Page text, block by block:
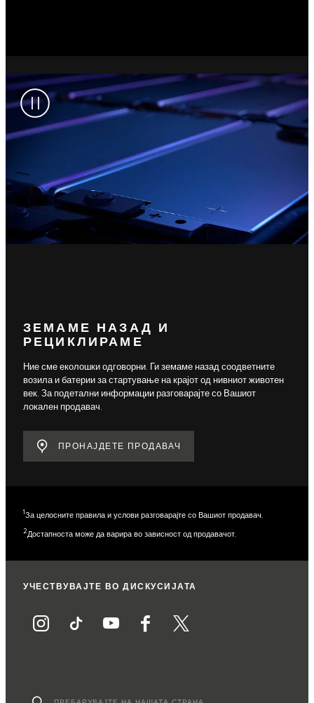
ЗЕМАМЕ НАЗАД И
РЕЦИКЛИРАМЕ
Ние сме еколошки одговорни. Ги земаме назад соодветните
возила и батерии за стартување на крајот од нивниот животен
век. За подетални информации разговарајте со Вашиот
локален продавач.
ПРОНАЈДЕТЕ ПРОДАВАЧ
1За целосните правила и услови разговарајте со Вашиот продавач.
2Достапноста може да варира во зависност од продавачот.
УЧЕСТВУВАЈТЕ ВО ДИСКУСИЈАТА